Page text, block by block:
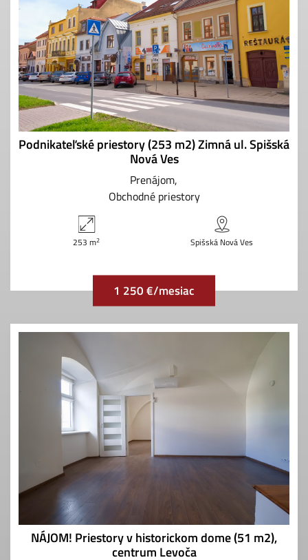
Podnikateľské priestory (253 m2) Zimná ul. Spišská
Nová Ves
Prenájom
Obchodné priestory
253 m2 Spišská Nová Ves
1 250 €/mesiac
NÁJOM! Priestory v historickom dome (51 m2),
centrum Levoča